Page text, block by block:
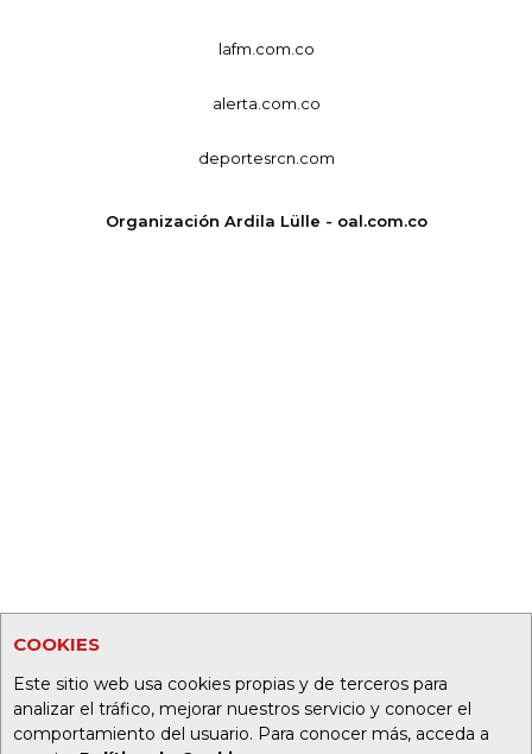
COOKIES
Este sitio web usa cookies propias y de terceros para
analizar el tráfico, mejorar nuestros servicio y conocer el
comportamiento del usuario. Para conocer más, acceda a
lafm.com.co
alerta.com.co
deportesrcn.com
Organización Ardila Lülle - oal.com.co